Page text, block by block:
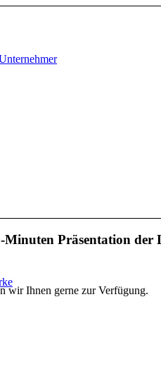
Minuten Präsentation der
wir Ihnen gerne zur Verfügung.